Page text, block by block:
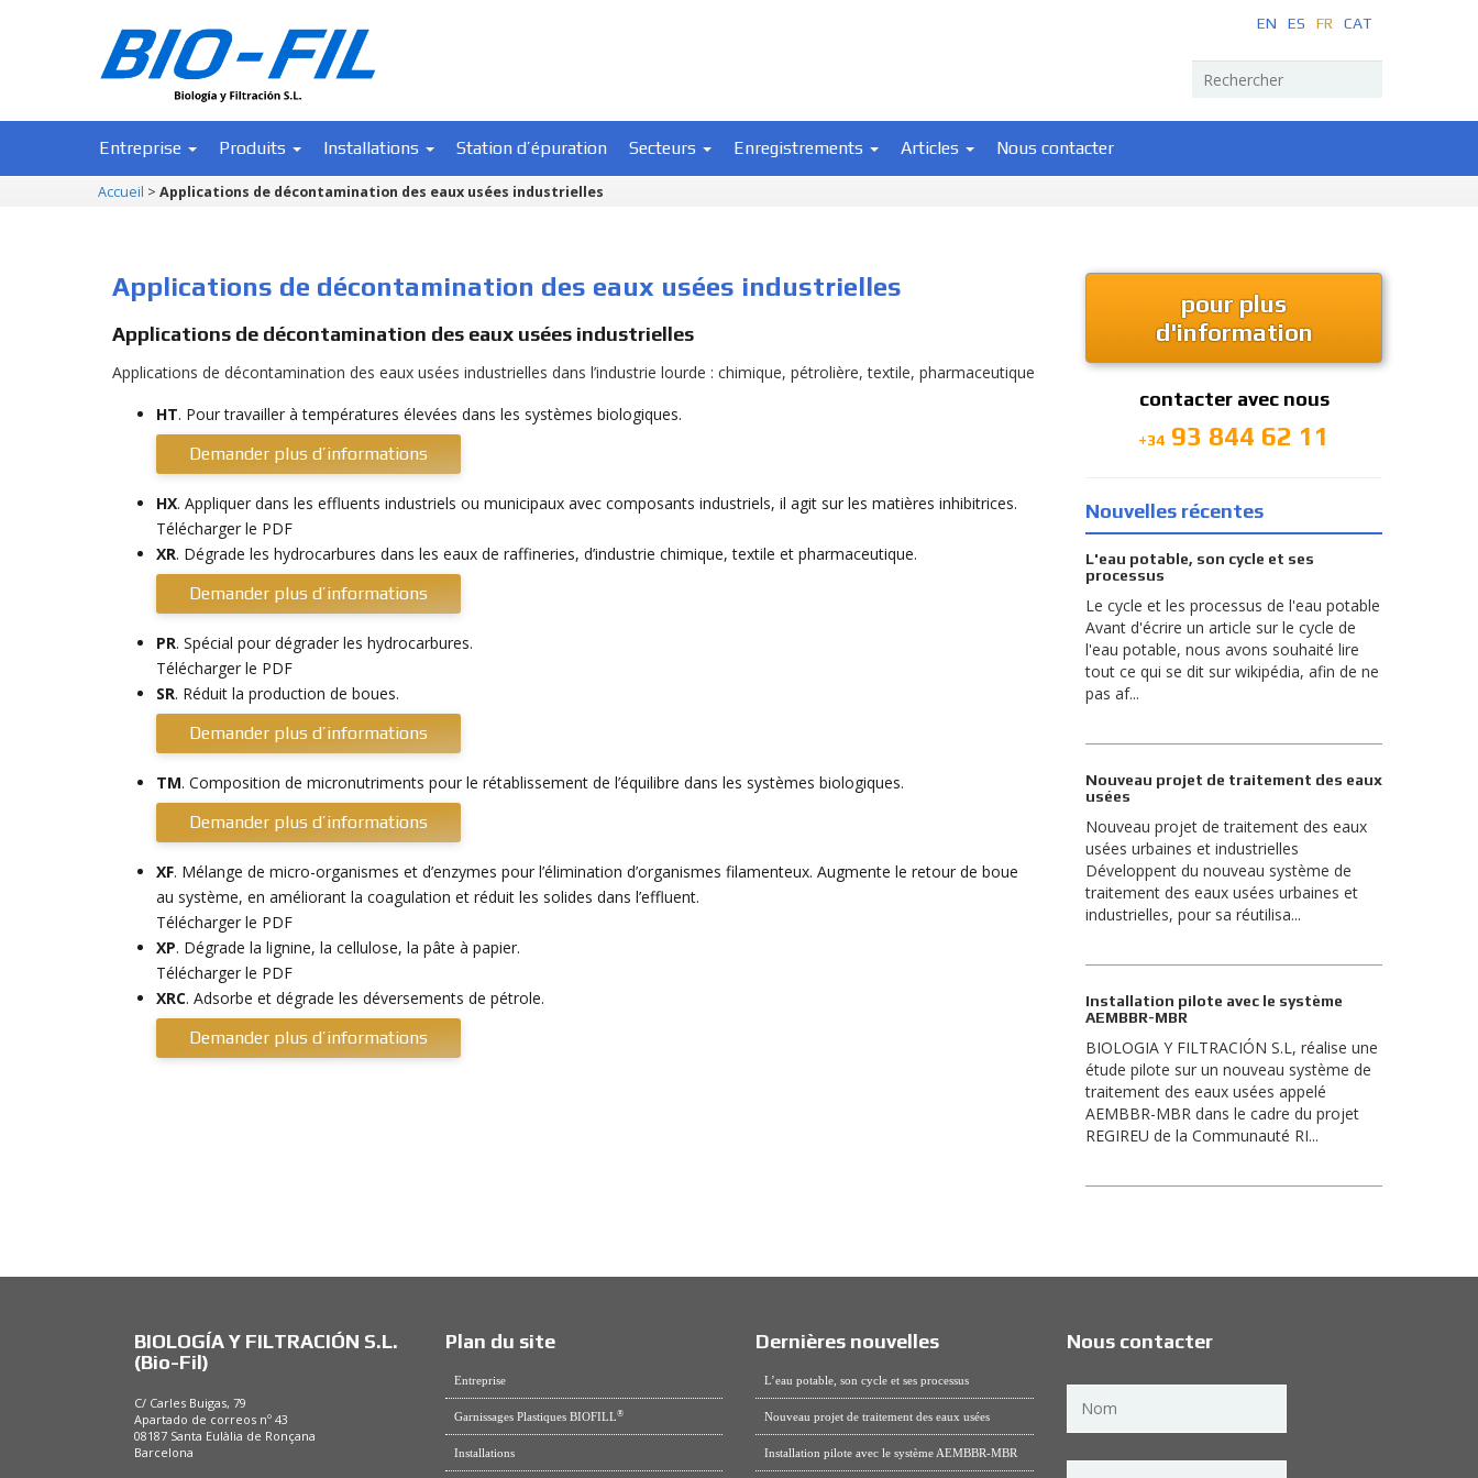
EN ES FR CAT
Entreprise Produits Installations Station d’épuration Secteurs Enregistrements Articles Nous contacter
Accueil > Applications de décontamination des eaux usées industrielles
Applications de décontamination des eaux usées industrielles
Applications de décontamination des eaux usées industrielles
Applications de décontamination des eaux usées industrielles dans l’industrie lourde : chimique, pétrolière, textile, pharmaceutique
HT. Pour travailler à températures élevées dans les systèmes biologiques.
Demander plus d’informations
HX. Appliquer dans les effluents industriels ou municipaux avec composants industriels, il agit sur les matières inhibitrices.
Télécharger le PDF
XR. Dégrade les hydrocarbures dans les eaux de raffineries, d’industrie chimique, textile et pharmaceutique.
Demander plus d’informations
PR. Spécial pour dégrader les hydrocarbures.
Télécharger le PDF
SR. Réduit la production de boues.
Demander plus d’informations
TM. Composition de micronutriments pour le rétablissement de l’équilibre dans les systèmes biologiques.
Demander plus d’informations
XF. Mélange de micro-organismes et d’enzymes pour l’élimination d’organismes filamenteux. Augmente le retour de boue
au système, en améliorant la coagulation et réduit les solides dans l’effluent.
Télécharger le PDF
XP. Dégrade la lignine, la cellulose, la pâte à papier.
Télécharger le PDF
XRC. Adsorbe et dégrade les déversements de pétrole.
Demander plus d’informations
pour plus
d'information
contacter avec nous
+34 93 844 62 11
Nouvelles récentes
L'eau potable, son cycle et ses
processus
Le cycle et les processus de l'eau potable
Avant d'écrire un article sur le cycle de
l'eau potable, nous avons souhaité lire
tout ce qui se dit sur wikipédia, afin de ne
pas af...
Nouveau projet de traitement des eaux
usées
Nouveau projet de traitement des eaux
usées urbaines et industrielles
Développent du nouveau système de
traitement des eaux usées urbaines et
industrielles, pour sa réutilisa...
Installation pilote avec le système
AEMBBR-MBR
BIOLOGIA Y FILTRACIÓN S.L, réalise une
étude pilote sur un nouveau système de
traitement des eaux usées appelé
AEMBBR-MBR dans le cadre du projet
REGIREU de la Communauté RI...
BIOLOGÍA Y FILTRACIÓN S.L.
(Bio-Fil)
C/ Carles Buigas, 79
Apartado de correos nº 43
08187 Santa Eulàlia de Ronçana
Barcelona
Plan du site
Entreprise
Garnissages Plastiques BIOFILL®
Installations
Dernières nouvelles
L’eau potable, son cycle et ses processus
Nouveau projet de traitement des eaux usées
Installation pilote avec le système AEMBBR-MBR
Nous contacter